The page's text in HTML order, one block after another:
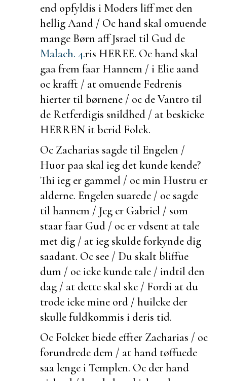
end opfyldis i Moders liff met den
hellig Aand / Oc hand skal omuende
mange Børn aff Jsrael til Gud de
Malach. 4.ris HEREE. Oc hand skal
gaa frem faar Hannem / i Elie aand
oc krafft / at omuende Fedrenis
hierter til børnene / oc de Vantro til
de Retferdigis snildhed / atbeskicke
HERREN itberid Folck.
Oc Zacharias sagde til Engelen /
Huor paa skal ieg det kunde kende?
Thi ieg er gammel / oc min Hustru er
alderne. Engelen suarede / oc sagde
til hannem / Jeg er Gabriel / som
staar faar Gud / oc er vdsent at tale
met dig / at ieg skulde forkynde dig
saadant. Oc see / Du skalt bliffue
dum / oc icke kunde tale / indtil den
dag / at dette skal ske / Fordi at du
trode icke mine ord / huilcke der
skullefuldkommis i deris tid.
Oc Folcketbiede effter Zacharias / oc
forundrede dem / at hand tøffuede
saa lenge i Templen. Oc der hand